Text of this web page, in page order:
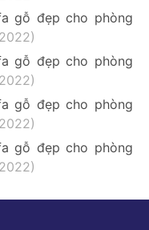
gỗ đẹp cho phòng
gỗ đẹp cho phòng
gỗ đẹp cho phòng
gỗ đẹp cho phòng